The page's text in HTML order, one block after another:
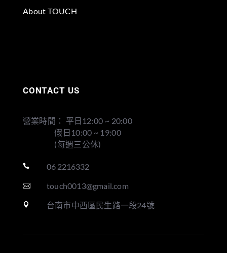
About TOUCH
CONTACT US
營業時間： 平日12:00 ~ 20:00
假日10:00 ~ 19:00
(每週三公休)
 06 2216332
 touch0013@gmail.com
 台南市中西區民生路一段24號